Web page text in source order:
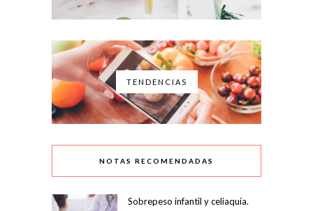
TENDENCIAS
NOTAS RECOMENDADAS
Sobrepeso infantil y celiaquía.